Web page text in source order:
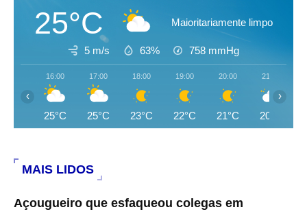
25°C Maioritariamente limpo
5 m/s 63% 758 mmHg
16:00
25°C
17:00
25°C
18:00
23°C
19:00
22°C
20:00
21°C
21:00
20°C
‹ ›
MAIS LIDOS
Açougueiro que esfaqueou colegas em